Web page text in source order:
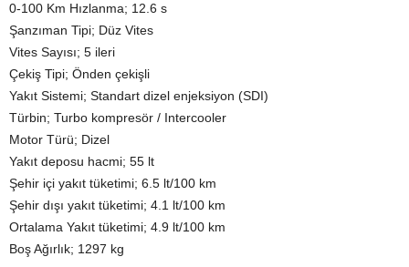
0-100 Km Hızlanma; 12.6 s
Şanzıman Tipi; Düz Vites
Vites Sayısı; 5 ileri
Çekiş Tipi; Önden çekişli
Yakıt Sistemi; Standart dizel enjeksiyon (SDI)
Türbin; Turbo kompresör / Intercooler
Motor Türü; Dizel
Yakıt deposu hacmi; 55 lt
Şehir içi yakıt tüketimi; 6.5 lt/100 km
Şehir dışı yakıt tüketimi; 4.1 lt/100 km
Ortalama Yakıt tüketimi; 4.9 lt/100 km
Boş Ağırlık; 1297 kg